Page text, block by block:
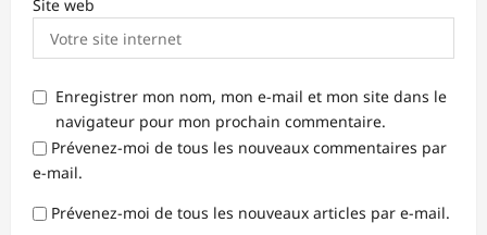
Site web
Enregistrer mon nom, mon e-mail et mon site dans le
navigateur pour mon prochain commentaire.
Prévenez-moi de tous les nouveaux commentaires par
e-mail.
Prévenez-moi de tous les nouveaux articles par e-mail.